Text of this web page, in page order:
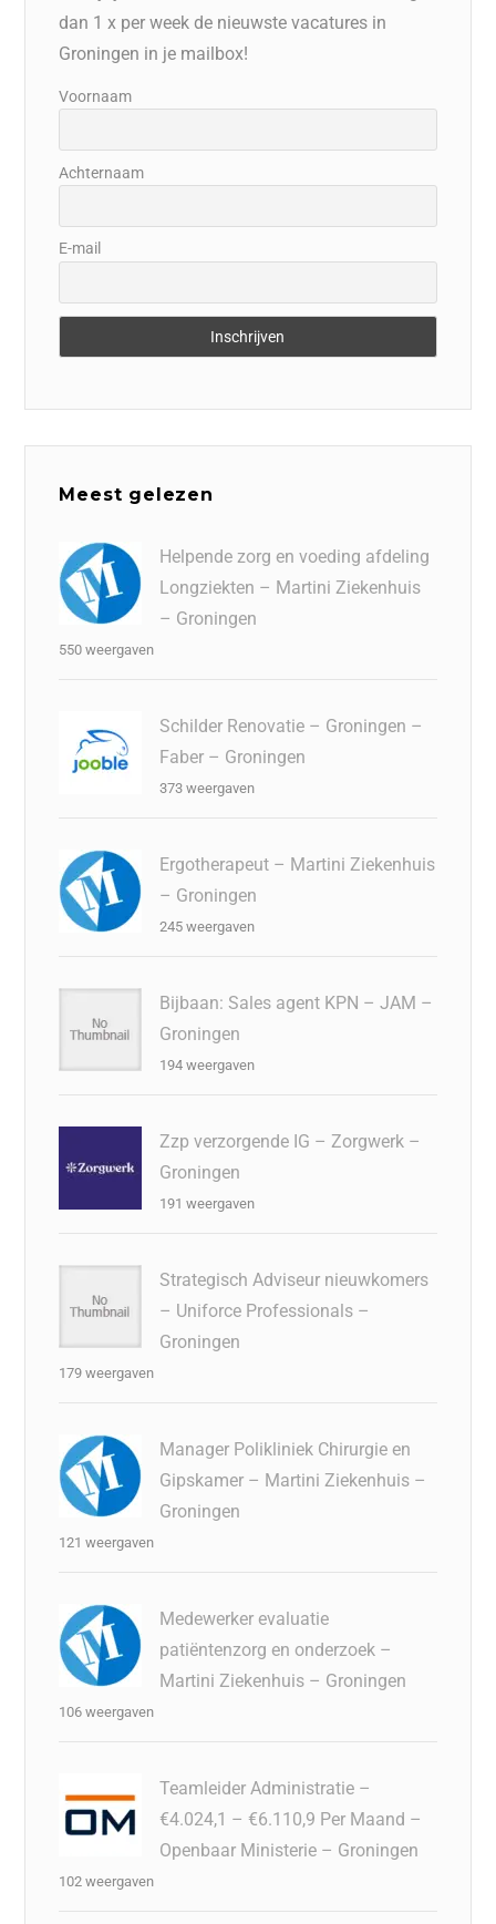
dan 1 x per week de nieuwste vacatures in
Groningen in je mailbox!
Voornaam
Achternaam
E-mail
Meest gelezen
Helpende zorg en voeding afdeling
Longziekten – Martini Ziekenhuis
– Groningen
550 weergaven
Schilder Renovatie – Groningen –
Faber – Groningen
373 weergaven
Ergotherapeut – Martini Ziekenhuis
– Groningen
245 weergaven
Bijbaan: Sales agent KPN – JAM –
Groningen
194 weergaven
Zzp verzorgende IG – Zorgwerk –
Groningen
191 weergaven
Strategisch Adviseur nieuwkomers
– Uniforce Professionals –
Groningen
179 weergaven
Manager Polikliniek Chirurgie en
Gipskamer – Martini Ziekenhuis –
Groningen
121 weergaven
Medewerker evaluatie
patiëntenzorg en onderzoek –
Martini Ziekenhuis – Groningen
106 weergaven
Teamleider Administratie –
€4.024,1 – €6.110,9 Per Maand –
Openbaar Ministerie – Groningen
102 weergaven